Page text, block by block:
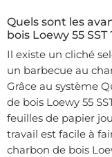
Quels sont les
bois Loewy 55 SST
Il existe un cliché
un barbecue au
Grâce au système
de bois Loewy 55
feuilles de papier
travail est facile à
charbon de bois